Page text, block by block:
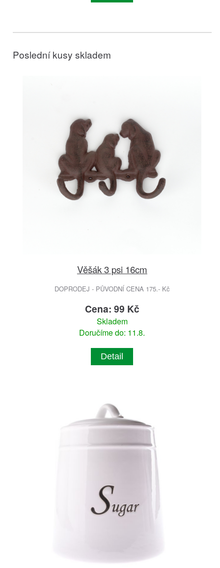
Poslední kusy skladem
Věšák 3 psi 16cm
DOPRODEJ - PŮVODNÍ CENA 175.- Kč
Cena: 99 Kč
Skladem
Doručíme do: 11.8.
Detail